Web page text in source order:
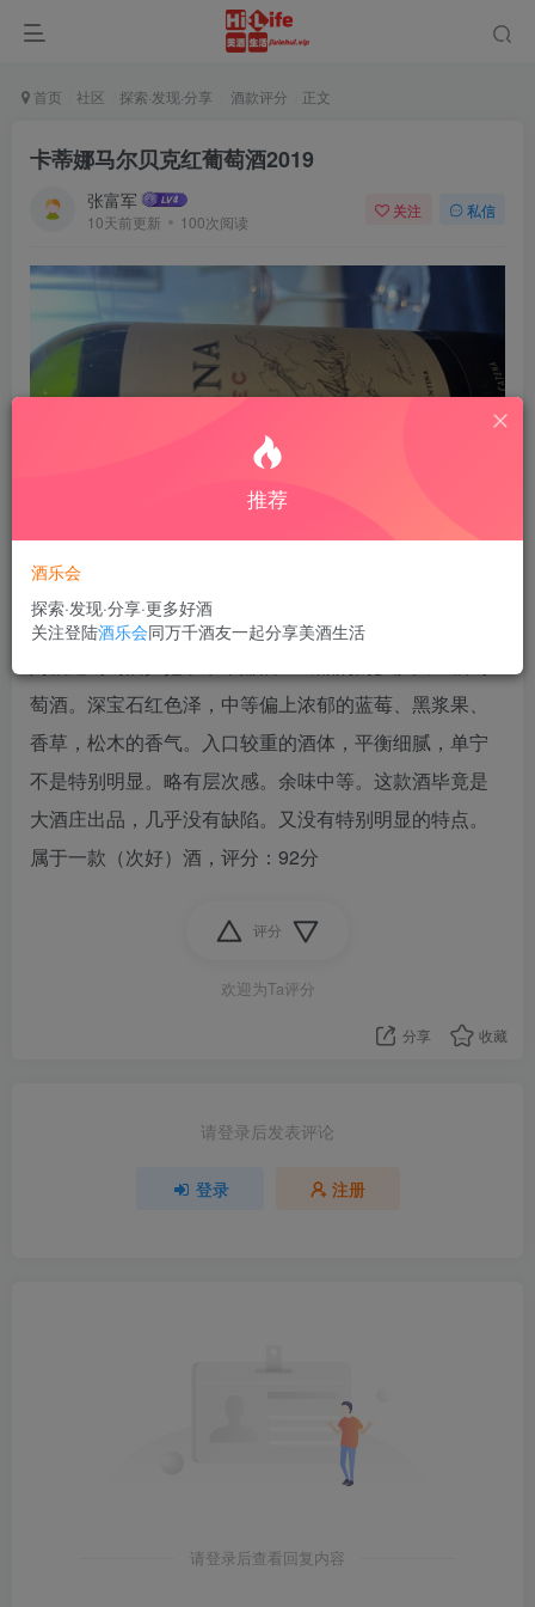
首页 社区 探索·发现·分享 酒款评分 正文
卡蒂娜马尔贝克红葡萄酒2019
张富军
10天前更新 100次阅读
关注 私信
萄酒。深宝石红色泽，中等偏上浓郁的蓝莓、黑浆果、
香草，松木的香气。入口较重的酒体，平衡细腻，单宁
不是特别明显。略有层次感。余味中等。这款酒毕竟是
大酒庄出品，几乎没有缺陷。又没有特别明显的特点。
属于一款（次好）酒，评分：92分
评分
欢迎为Ta评分
分享 收藏
请登录后发表评论
登录 注册
请登录后查看回复内容
推荐
酒乐会
探索·发现·分享·更多好酒
关注登陆酒乐会同万千酒友一起分享美酒生活